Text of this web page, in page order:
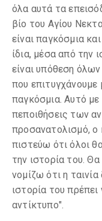
όλα αυτά τα
βίο του Αγίου
είναι παγκόσμια
ίδια, μέσα από την
είναι υπόθεση
που επιτυγχάνουμε
παγκόσμια. Αυτό
πεποιθήσεις των
προσανατολισμό, ο
πιστεύω ότι όλοι
την ιστορία του.
νομίζω ότι η
ιστορία του
αντίκτυπο".